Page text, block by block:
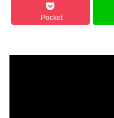
Pocket